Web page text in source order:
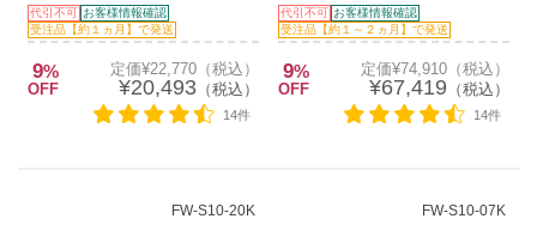
代引不可 お客様情報確認
受注品【約１ヵ月】で発送
9%
OFF
定価¥22,770（税込）
¥20,493（税込）
14件
代引不可 お客様情報確認
受注品【約１～２ヵ月】で発送
9%
OFF
定価¥74,910（税込）
¥67,419 （税込）
14件
FW-S10-20K FW-S10-07K